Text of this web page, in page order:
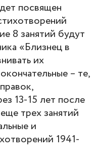
посвящен
8 занятий будут
«Близнец в
их
– те,
13-15 лет после
трех занятий
и
1941-